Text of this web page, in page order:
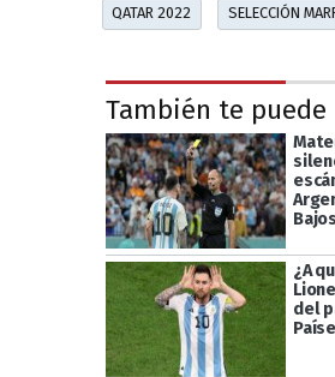
QATAR 2022 SELECCIÓN
También te
Bajos
¿A
del